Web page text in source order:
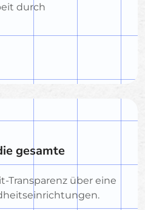
durch
gesamte
Transparenz über eine